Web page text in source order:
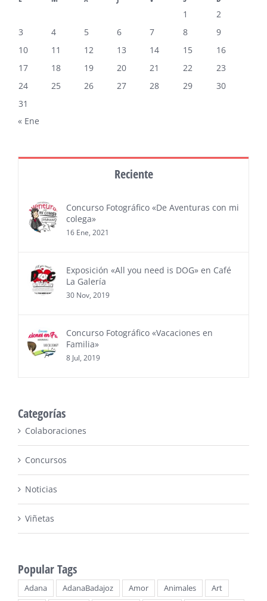
1
2
3
4 5 6 7 8
9
10
11 12 13 14 15
16
17
18 19 20 21 22
23
24
25 26 27 28 29
30
31
« Ene
Reciente
Concurso Fotográfico «De Aventuras con mi
colega»
16 Ene, 2021
Exposición «All you need is DOG» en Café
La Galería
30 Nov, 2019
Concurso Fotográfico «Vacaciones en
Familia»
8 Jul, 2019
Categorías
Colaboraciones
Concursos
Noticias
Viñetas
Popular Tags
Adana AdanaBadajoz Amor Animales
Art